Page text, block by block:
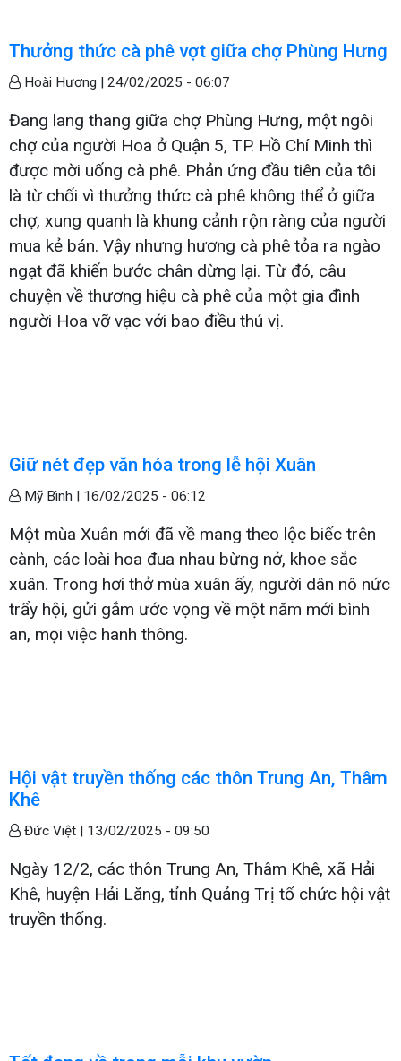
Thưởng thức cà phê vợt giữa chợ Phùng Hưng
Hoài Hương | 24/02/2025 - 06:07
Đang lang thang giữa chợ Phùng Hưng, một ngôi
chợ của người Hoa ở Quận 5, TP. Hồ Chí Minh thì
được mời uống cà phê. Phản ứng đầu tiên của tôi
là từ chối vì thưởng thức cà phê không thể ở giữa
chợ, xung quanh là khung cảnh rộn ràng của người
mua kẻ bán. Vậy nhưng hương cà phê tỏa ra ngào
ngạt đã khiến bước chân dừng lại. Từ đó, câu
chuyện về thương hiệu cà phê của một gia đình
người Hoa vỡ vạc với bao điều thú vị.
Giữ nét đẹp văn hóa trong lễ hội Xuân
Mỹ Bình | 16/02/2025 - 06:12
Một mùa Xuân mới đã về mang theo lộc biếc trên
cành, các loài hoa đua nhau bừng nở, khoe sắc
xuân. Trong hơi thở mùa xuân ấy, người dân nô nức
trẩy hội, gửi gắm ước vọng về một năm mới bình
an, mọi việc hanh thông.
Hội vật truyền thống các thôn Trung An, Thâm
Khê
Đức Việt | 13/02/2025 - 09:50
Ngày 12/2, các thôn Trung An, Thâm Khê, xã Hải
Khê, huyện Hải Lăng, tỉnh Quảng Trị tổ chức hội vật
truyền thống.